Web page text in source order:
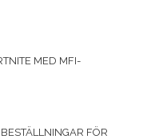
MED MFI-
FÖR